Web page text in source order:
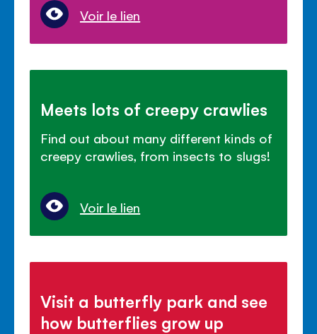
Voir le lien
Meets lots of creepy crawlies
Find out about many different kinds of
creepy crawlies, from insects to slugs!
Voir le lien
Visit a butterfly park and see
how butterflies grow up